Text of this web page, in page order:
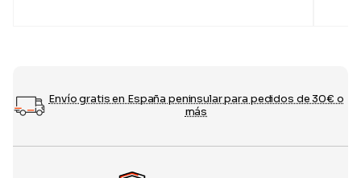
Envío gratis en España peninsular para pedidos de 30€ o
más